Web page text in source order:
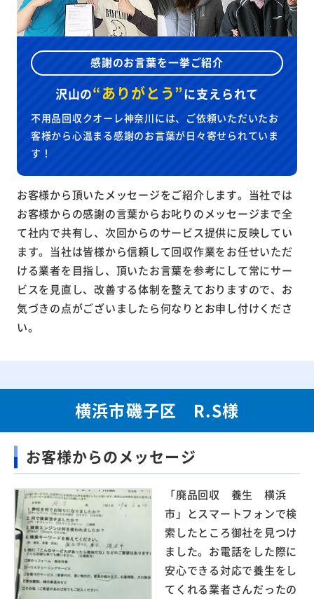
感謝のお言葉を一挙ご紹介
沢山の“ありがとう”に支えられて
不用品回収クオーレ神奈川には、ご依頼いただいたお
客様から心温まる感謝のお言葉が日々寄せられていま
す！
お客様から頂いたメッセージをご紹介します。当社では
お客様からの感謝の言葉からお叱りのメッセージまで全
て社内で共有し、次回からのサービス提供に反映してい
ます。当社は皆様から信頼して回収作業をお任せいただ
ける業者を目指し、頂いたお言葉を参考にして常にサー
ビスを見直し、改善する体制を整えておりますので、お
気づきの点がございましたら何なりとお申し付けくださ
い。
横浜市磯子区 R.S様
お客様からのメッセージ
「廃品回収 養生 横浜
市」とスマートフォンで検
索したところ御社を見つけ
ました。お電話をした際に
安心できる対応で養生をし
てくれる業者さんだったの